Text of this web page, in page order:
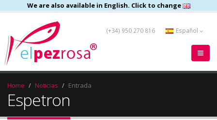
We are also available in English. Click to change
(+34) 950 270 816 Español
Home Noticias Entrada
Espetron